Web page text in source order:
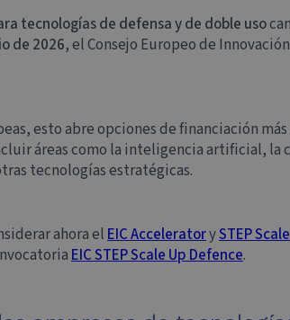
tecnologías de defensa y de doble uso
de 2026, el Consejo Europeo de
esto abre opciones de financiación
áreas como la inteligencia artificial,
tecnologías estratégicas.
ahora elEIC AcceleratorySTEP
EIC STEP Scale Up Defence.